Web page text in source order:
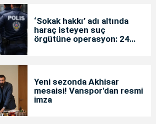
‘Sokak hakkı’ adı altında
haraç isteyen suç
örgütüne operasyon: 24
Yeni sezonda Akhisar
mesaisi! Vanspor'dan resmi
imza